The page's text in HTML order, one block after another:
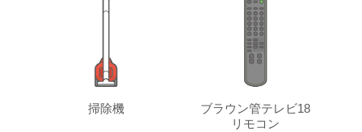
掃除機
ブラウン管テレビ18
リモコン